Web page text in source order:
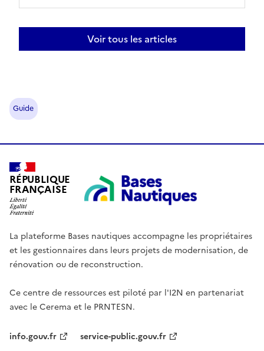
Voir tous les articles
Guide
RÉPUBLIQUE
FRANÇAISE
La plateforme Bases nautiques accompagne les propriétaires
et les gestionnaires dans leurs projets de modernisation, de
rénovation ou de reconstruction.
Ce centre de ressources est piloté par l'I2N en partenariat
avec le Cerema et le PRNTESN.
info.gouv.fr service-public.gouv.fr